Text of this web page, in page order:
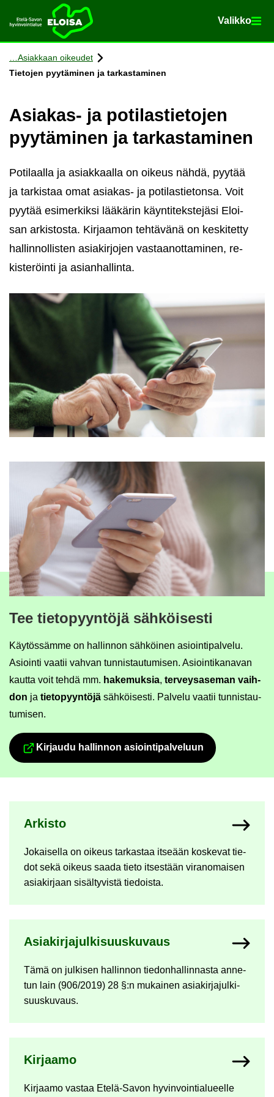
Etusi­vu Va­lik­ko
Va­lik­ko
Siir­ry si­säl­töön
Asiak­kaan oi­keu­det
Tie­to­jen pyy­tä­mi­nen ja tar­kas­ta­mi­nen
Asiakas-​ ja po­ti­las­tie­to­jen
pyy­tä­mi­nen ja tar­kas­ta­mi­nen
Po­ti­laal­la ja asiak­kaal­la on oi­keus nähdä, pyy­tää
ja tar­kis­taa omat asiakas-​​ ja po­ti­las­tie­ton­sa. Voit
pyy­tää esi­mer­kik­si lää­kä­rin käyn­ti­teks­te­jä­si Eloi­
san ar­kis­tos­ta. Kir­jaa­mon teh­tä­vä­nä on kes­ki­tet­ty
hal­lin­nol­lis­ten asia­kir­jo­jen vas­taa­not­ta­mi­nen, re­
kis­te­röin­ti ja asian­hal­lin­ta.
Tee tie­to­pyyn­tö­jä säh­köi­ses­ti
Käy­tös­säm­me on hal­lin­non säh­köi­nen asioin­ti­pal­ve­lu.
Asioin­ti vaa­tii vah­van tun­nis­tau­tu­mi­sen. Asioin­ti­ka­na­van
kaut­ta voit tehdä mm. ha­ke­muk­sia, ter­veys­a­se­man vaih­
don ja tie­to­pyyn­tö­jä säh­köi­ses­ti. Pal­ve­lu vaa­tii tun­nis­tau­
tu­mi­sen.
Siir­ryt toi­seen pal­ve­luun
Kir­jau­du hal­lin­non asioin­ti­pal­ve­luun
Ar­kis­to
Jo­kai­sel­la on oi­keus tar­kas­taa it­se­ään kos­ke­vat tie­
dot sekä oi­keus saada tieto it­ses­tään vi­ran­omai­sen
asia­kir­jaan si­säl­ty­vis­tä tie­dois­ta.
Asia­kir­ja­jul­ki­suus­ku­vaus
Tämä on jul­ki­sen hal­lin­non tie­don­hal­lin­nas­ta an­ne­
tun lain (906/2019) 28 §:n mu­kai­nen asia­kir­ja­jul­ki­
suus­ku­vaus.
Kir­jaa­mo
Kir­jaa­mo vas­taa Etelä-​Savon hy­vin­voin­tia­lu­eel­le